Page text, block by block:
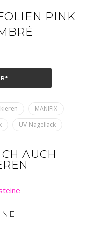
PINK
MANIFIX
UV-Nagellack
AUCH